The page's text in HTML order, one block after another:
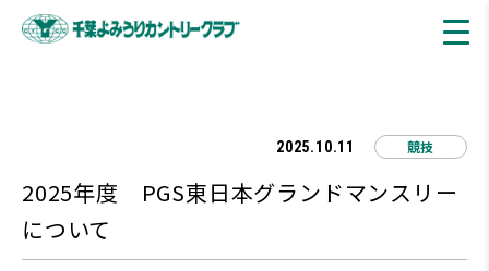
2025年度 PGS東日本グランドマンスリー
について
2025.10.11 競技